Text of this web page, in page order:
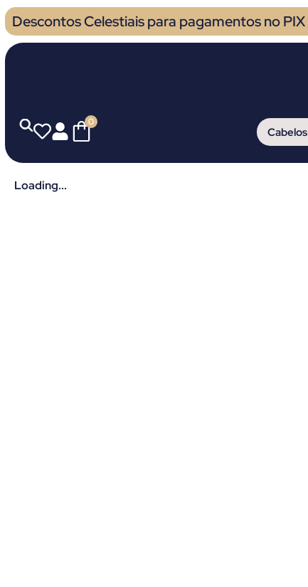
Descontos Celestiais para pagamentos no PIX
Cabelos
0
Loading...